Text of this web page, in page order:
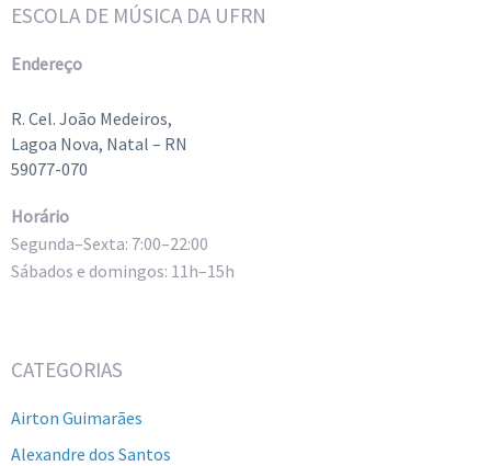
ESCOLA DE MÚSICA DA UFRN
Endereço
R. Cel. João Medeiros,
Lagoa Nova, Natal – RN
59077-070
Horário
Segunda–Sexta: 7:00–22:00
Sábados e domingos: 11h–15h
CATEGORIAS
Airton Guimarães
Alexandre dos Santos